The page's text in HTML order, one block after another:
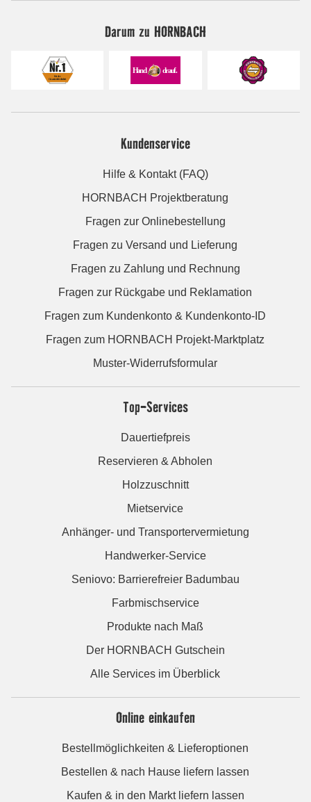
Darum zu HORNBACH
Kundenservice
Hilfe & Kontakt (FAQ)
HORNBACH Projektberatung
Fragen zur Onlinebestellung
Fragen zu Versand und Lieferung
Fragen zu Zahlung und Rechnung
Fragen zur Rückgabe und Reklamation
Fragen zum Kundenkonto & Kundenkonto-ID
Fragen zum HORNBACH Projekt-Marktplatz
Muster-Widerrufsformular
Top-Services
Dauertiefpreis
Reservieren & Abholen
Holzzuschnitt
Mietservice
Anhänger- und Transportervermietung
Handwerker-Service
Seniovo: Barrierefreier Badumbau
Farbmischservice
Produkte nach Maß
Der HORNBACH Gutschein
Alle Services im Überblick
Online einkaufen
Bestellmöglichkeiten & Lieferoptionen
Bestellen & nach Hause liefern lassen
Kaufen & in den Markt liefern lassen